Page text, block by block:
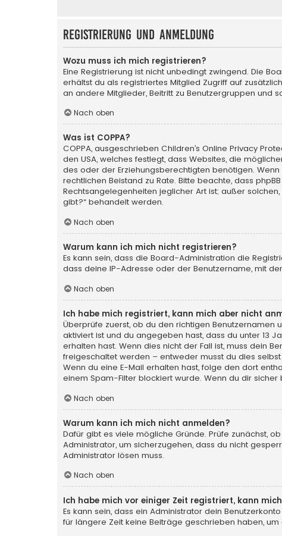
Registrierung und Anmeldung
Wozu muss ich mich registrieren?
Eine Registrierung ist nicht unbedingt zwingend. Die
erhältst du als registriertes Mitglied Zugriff auf
an andere Mitglieder, Beitritt zu Benutzergruppen und
Nach oben
Was ist COPPA?
COPPA, ausgeschrieben Children’s Online Privacy
den USA, welches festlegt, dass Websites, die
des oder der Erziehungsberechtigten benötigen.
rechtlichen Beistand zu Rate. Bitte beachte, dass
Rechtsangelegenheiten jeglicher Art ist; außer
gibt?“ behandelt werden.
Nach oben
Warum kann ich mich nicht registrieren?
Es kann sein, dass die Board-Administration die
dass deine IP-Adresse oder der Benutzername, mit
Nach oben
Ich habe mich registriert, kann mich aber nicht
Überprüfe zuerst, ob du den richtigen Benutzernamen
aktiviert ist und du angegeben hast, dass du unter 13
erhalten hast. Wenn dies nicht der Fall ist, muss dein
freigeschaltet werden – entweder musst du dies
Wenn du eine E-Mail erhalten hast, folge den dort
einem Spam-Filter blockiert wurde. Wenn du dir
Nach oben
Warum kann ich mich nicht anmelden?
Dafür gibt es viele mögliche Gründe. Prüfe zunächst,
Administrator, um sicherzugehen, dass du nicht
Administrator lösen muss.
Nach oben
Ich habe mich vor einiger Zeit registriert, kann
Es kann sein, dass ein Administrator dein
für längere Zeit keine Beiträge geschrieben haben,